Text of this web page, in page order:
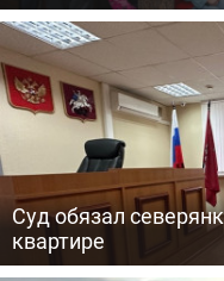
Суд обязал
квартире